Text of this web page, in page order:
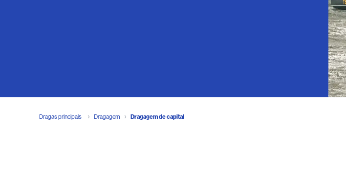
Dragas principais Dragagem Dragagem de capital